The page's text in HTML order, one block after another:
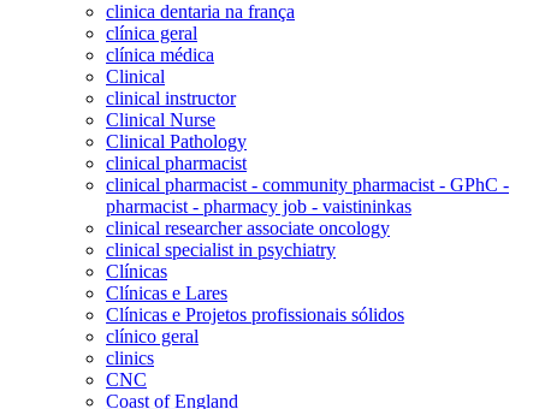
clinica dentaria na frança
clínica geral
clínica médica
Clinical
clinical instructor
Clinical Nurse
Clinical Pathology
clinical pharmacist
clinical pharmacist - community pharmacist - GPhC -
pharmacist - pharmacy job - vaistininkas
clinical researcher associate oncology
clinical specialist in psychiatry
Clínicas
Clínicas e Lares
Clínicas e Projetos profissionais sólidos
clínico geral
clinics
CNC
Coast of England